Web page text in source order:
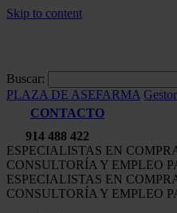
Skip to content
Buscar:
PLAZA DE ASEFARMA
CONTACTO
914 488 422
ESPECIALISTAS EN
CONSULTORÍA Y EMPLEO
ESPECIALISTAS EN
CONSULTORÍA Y EMPLEO